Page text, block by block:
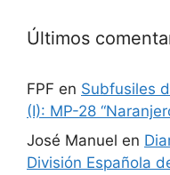
Últimos
FPF en Subfusiles
(I): MP-28
José Manuel en
División Española